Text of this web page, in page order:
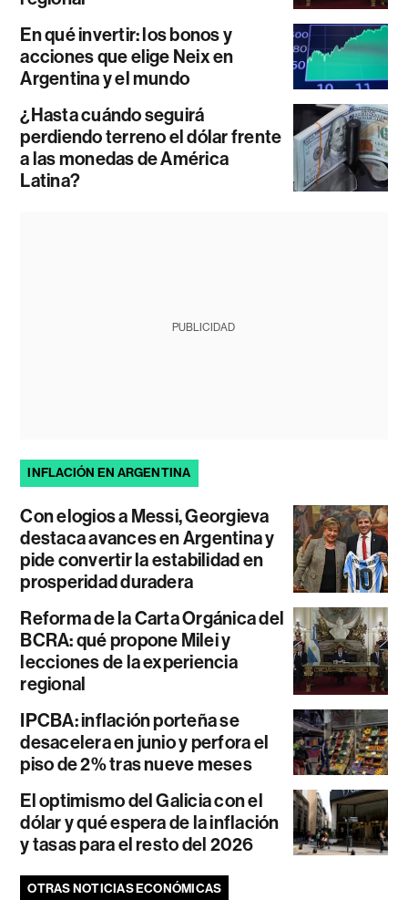
En qué invertir: los bonos y
acciones que elige Neix en
Argentina y el mundo
¿Hasta cuándo seguirá
perdiendo terreno el dólar frente
a las monedas de América
Latina?
PUBLICIDAD
INFLACIÓN EN ARGENTINA
Con elogios a Messi, Georgieva
destaca avances en Argentina y
pide convertir la estabilidad en
prosperidad duradera
Reforma de la Carta Orgánica del
BCRA: qué propone Milei y
lecciones de la experiencia
regional
IPCBA: inflación porteña se
desacelera en junio y perfora el
piso de 2% tras nueve meses
El optimismo del Galicia con el
dólar y qué espera de la inflación
y tasas para el resto del 2026
OTRAS NOTICIAS ECONÓMICAS